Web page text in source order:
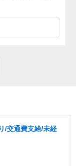
/交通費支給/未経